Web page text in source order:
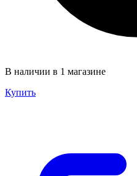
В наличии в 1 магазине
Купить